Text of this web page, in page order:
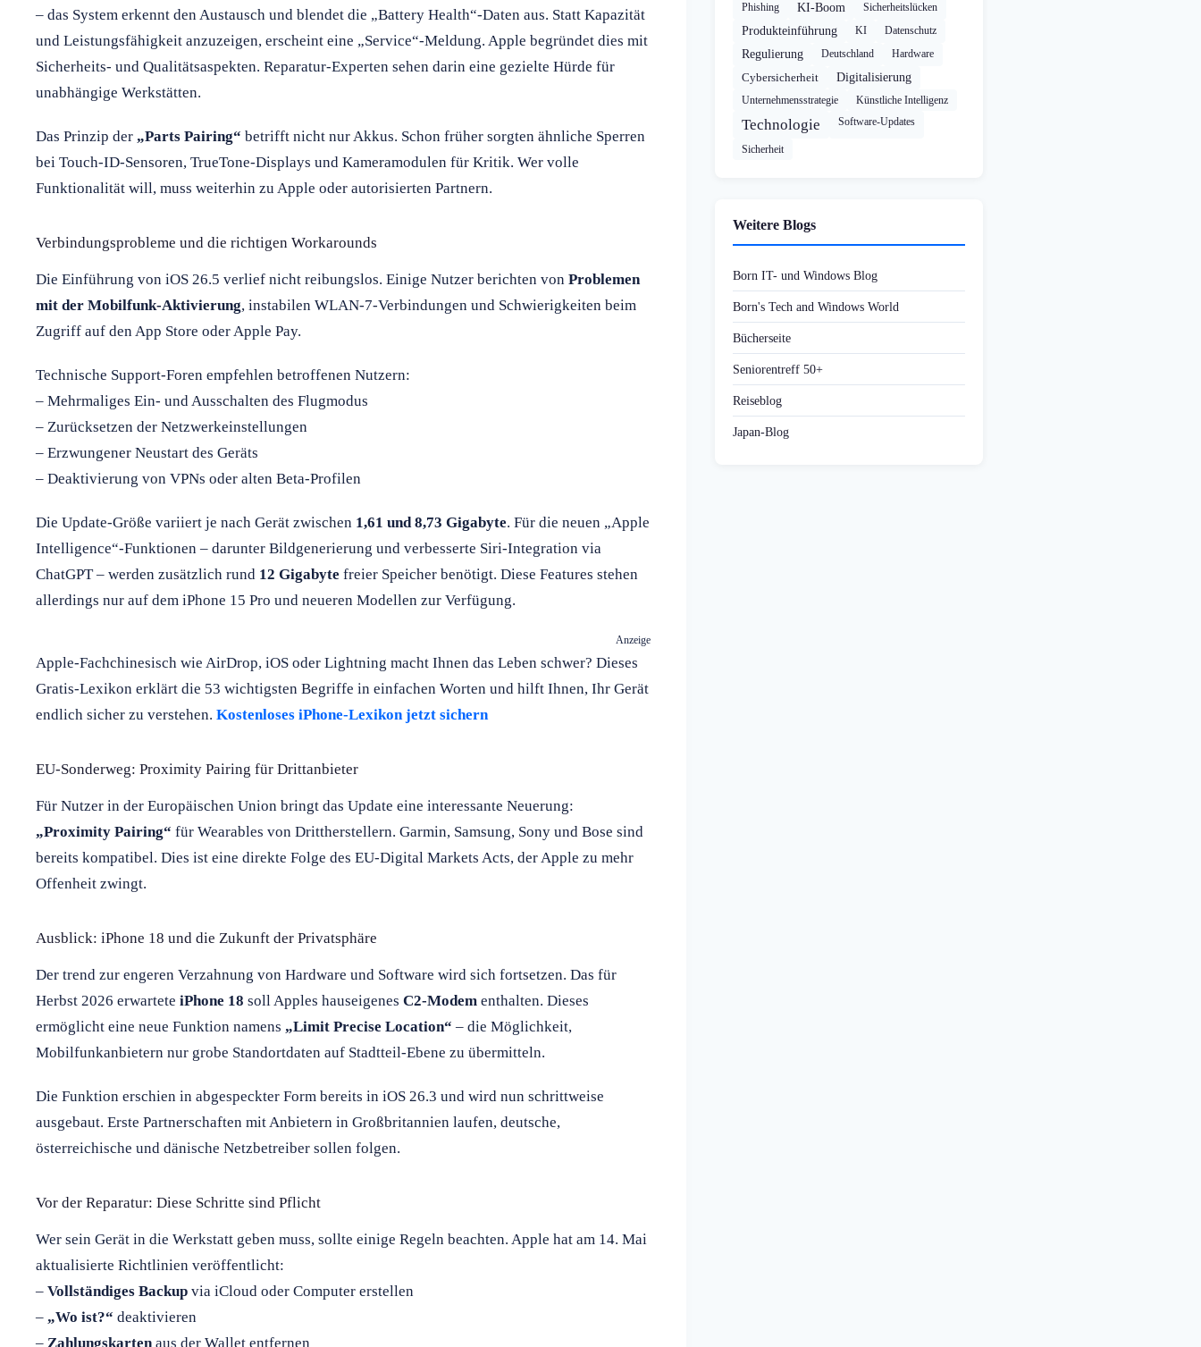
– das System erkennt den Austausch und blendet die „Battery Health“-Daten aus. Statt Kapazität
und Leistungsfähigkeit anzuzeigen, erscheint eine „Service“-Meldung. Apple begründet dies mit
Sicherheits- und Qualitätsaspekten. Reparatur-Experten sehen darin eine gezielte Hürde für
unabhängige Werkstätten.
Das Prinzip der „Parts Pairing“ betrifft nicht nur Akkus. Schon früher sorgten ähnliche Sperren
bei Touch-ID-Sensoren, TrueTone-Displays und Kameramodulen für Kritik. Wer volle
Funktionalität will, muss weiterhin zu Apple oder autorisierten Partnern.
Verbindungsprobleme und die richtigen Workarounds
Die Einführung von iOS 26.5 verlief nicht reibungslos. Einige Nutzer berichten von Problemen
mit der Mobilfunk-Aktivierung, instabilen WLAN-7-Verbindungen und Schwierigkeiten beim
Zugriff auf den App Store oder Apple Pay.
Technische Support-Foren empfehlen betroffenen Nutzern:
– Mehrmaliges Ein- und Ausschalten des Flugmodus
– Zurücksetzen der Netzwerkeinstellungen
– Erzwungener Neustart des Geräts
– Deaktivierung von VPNs oder alten Beta-Profilen
Die Update-Größe variiert je nach Gerät zwischen 1,61 und 8,73 Gigabyte. Für die neuen „Apple
Intelligence“-Funktionen – darunter Bildgenerierung und verbesserte Siri-Integration via
ChatGPT – werden zusätzlich rund 12 Gigabyte freier Speicher benötigt. Diese Features stehen
allerdings nur auf dem iPhone 15 Pro und neueren Modellen zur Verfügung.
Anzeige
Apple-Fachchinesisch wie AirDrop, iOS oder Lightning macht Ihnen das Leben schwer? Dieses
Gratis-Lexikon erklärt die 53 wichtigsten Begriffe in einfachen Worten und hilft Ihnen, Ihr Gerät
endlich sicher zu verstehen. Kostenloses iPhone-Lexikon jetzt sichern
EU-Sonderweg: Proximity Pairing für Drittanbieter
Für Nutzer in der Europäischen Union bringt das Update eine interessante Neuerung:
„Proximity Pairing“ für Wearables von Drittherstellern. Garmin, Samsung, Sony und Bose sind
bereits kompatibel. Dies ist eine direkte Folge des EU-Digital Markets Acts, der Apple zu mehr
Offenheit zwingt.
Ausblick: iPhone 18 und die Zukunft der Privatsphäre
Der trend zur engeren Verzahnung von Hardware und Software wird sich fortsetzen. Das für
Herbst 2026 erwartete iPhone 18 soll Apples hauseigenes C2-Modem enthalten. Dieses
ermöglicht eine neue Funktion namens „Limit Precise Location“ – die Möglichkeit,
Mobilfunkanbietern nur grobe Standortdaten auf Stadtteil-Ebene zu übermitteln.
Die Funktion erschien in abgespeckter Form bereits in iOS 26.3 und wird nun schrittweise
ausgebaut. Erste Partnerschaften mit Anbietern in Großbritannien laufen, deutsche,
österreichische und dänische Netzbetreiber sollen folgen.
Vor der Reparatur: Diese Schritte sind Pflicht
Wer sein Gerät in die Werkstatt geben muss, sollte einige Regeln beachten. Apple hat am 14. Mai
aktualisierte Richtlinien veröffentlicht:
– Vollständiges Backup via iCloud oder Computer erstellen
– „Wo ist?“ deaktivieren
– Zahlungskarten aus der Wallet entfernen
Phishing
KI-Boom Sicherheitslücken
Produkteinführung KI Datenschutz
Regulierung Deutschland Hardware
Cybersicherheit Digitalisierung
Unternehmensstrategie Künstliche Intelligenz
Technologie Software-Updates
Sicherheit
Weitere Blogs
Born IT- und Windows Blog
Born's Tech and Windows World
Bücherseite
Seniorentreff 50+
Reiseblog
Japan-Blog